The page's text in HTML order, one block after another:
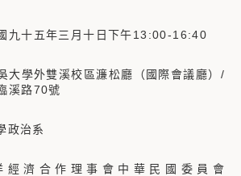
九十五年三月十日下午13:00-16:40
大學外雙溪校區濂松廳（國際會議廳）/
溪路70號
政治系
經濟合作理事會中華民國委員會